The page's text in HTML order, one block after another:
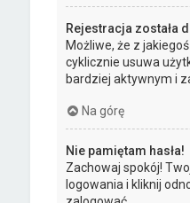
Rejestracja została
Możliwe, że z
cyklicznie usuwa
bardziej aktywnym i
Na górę
Nie pamiętam hasła!
Zachowaj spokój!
logowania i kliknij